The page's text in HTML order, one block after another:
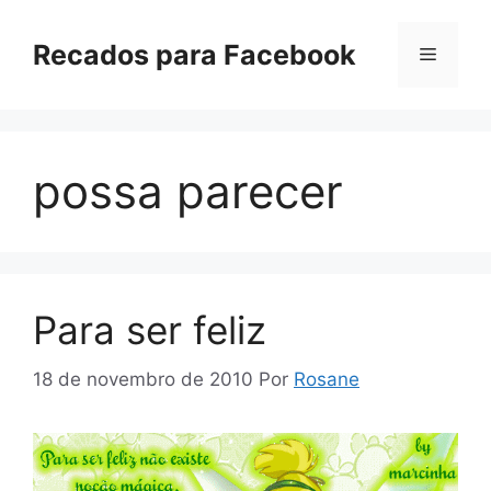
paraRecados para Facebook Menu
possa parecer
Para ser feliz
18 de novembro de 2010 Por Rosane